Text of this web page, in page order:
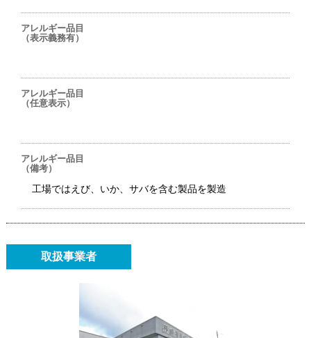
アレルギー品目
（表示義務有）
アレルギー品目
（任意表示）
アレルギー品目
（備考）
工場ではえび、いか、サバを含む製品を製造
取扱事業者